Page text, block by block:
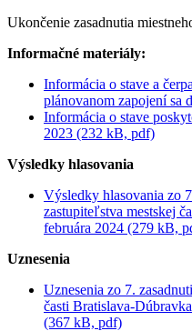
Ukončenie zasadnutia
Informačné materiály:
Informácia o stave a
plánovanom zapojení sa
Informácia o stave
2023 (232 kB, pdf)
Výsledky hlasovania
Výsledky hlasovania zo
zastupiteľstva mestskej
februára 2024 (279 kB,
Uznesenia
Uznesenia zo 7.
časti Bratislava-
(367 kB, pdf)